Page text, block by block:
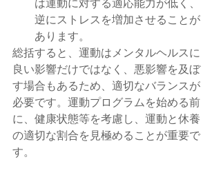
逆にストレスを増加させることが
あります。
総括すると、運動はメンタルヘルスに
良い影響だけではなく、悪影響を及ぼ
す場合もあるため、適切なバランスが
必要です。運動プログラムを始める前
に、健康状態等を考慮し、運動と休養
の適切な割合を見極めることが重要で
す。